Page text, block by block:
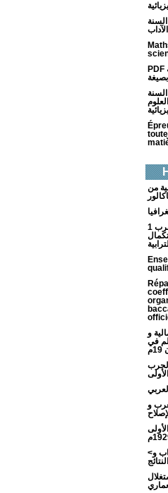
PDF تحميل امتحانات وطنية و جهوية
من
1 باك علوم – تاريخ : نضال المغرب
و
في
الحرب
و
<الحرب العالمية الثانية <الأسباب و
النتائج